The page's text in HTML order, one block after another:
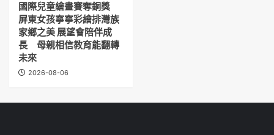
國際兒童繪畫賽奪銅獎
屏東女孩寧寧彩繪排灣族
家鄉之美 展望會陪伴成
長 母親相信教育能翻轉
未來
2026-08-06